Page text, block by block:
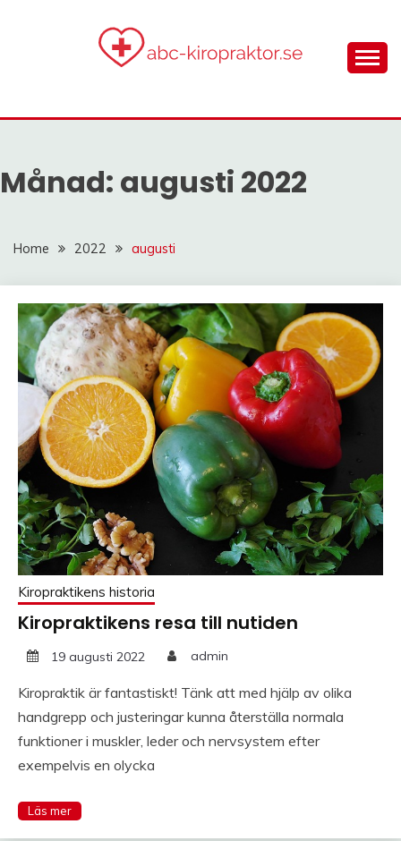
ABC-
Månad: augusti 2022
Home 2022 augusti
Kiropraktikens historia
Kiropraktikens resa till nutiden
19 augusti 2022 admin
Kiropraktik är fantastiskt! Tänk att med hjälp av olika
handgrepp och justeringar kunna återställa normala
funktioner i muskler, leder och nervsystem efter
exempelvis en olycka